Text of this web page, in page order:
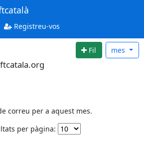
Registreu-vos
Fil mes
correu per a aquest mes.
per pàgina: